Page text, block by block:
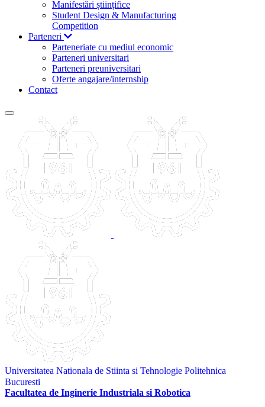
Manifestări științifice
Student Design & Manufacturing
Competition
Parteneri
Parteneriate cu mediul economic
Parteneri universitari
Parteneri preuniversitari
Oferte angajare/internship
Contact
Universitatea Nationala de Stiinta si Tehnologie Politehnica
Bucuresti
Facultatea de Inginerie Industriala si Robotica